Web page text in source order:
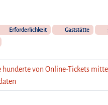
Erforderlichkeit Gaststätte
hunderte von Online-Tickets